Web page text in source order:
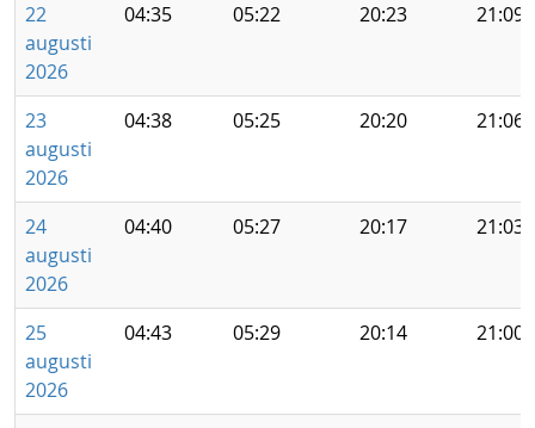
22
augusti
2026
04:35 05:22 20:23 21:09
23
augusti
2026
04:38 05:25 20:20 21:06
24
augusti
2026
04:40 05:27 20:17 21:03
25
augusti
2026
04:43 05:29 20:14 21:00